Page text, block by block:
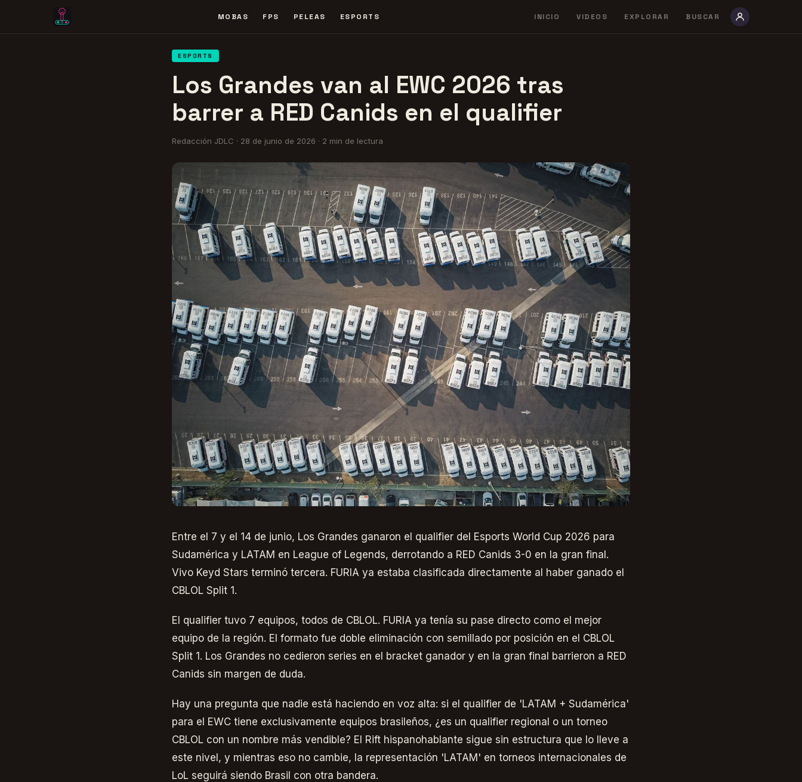
MOBAS FPS PELEAS ESPORTS INICIO VIDEOS EXPLORAR BUSCAR
ESPORTS
Los Grandes van al EWC 2026 tras
barrer a RED Canids en el qualifier
Redacción JDLC · 28 de junio de 2026 · 2 min de lectura
Entre el 7 y el 14 de junio, Los Grandes ganaron el qualifier del Esports World Cup 2026 para
Sudamérica y LATAM en League of Legends, derrotando a RED Canids 3-0 en la gran final.
Vivo Keyd Stars terminó tercera. FURIA ya estaba clasificada directamente al haber ganado el
CBLOL Split 1.
El qualifier tuvo 7 equipos, todos de CBLOL. FURIA ya tenía su pase directo como el mejor
equipo de la región. El formato fue doble eliminación con semillado por posición en el CBLOL
Split 1. Los Grandes no cedieron series en el bracket ganador y en la gran final barrieron a RED
Canids sin margen de duda.
Hay una pregunta que nadie está haciendo en voz alta: si el qualifier de 'LATAM + Sudamérica'
para el EWC tiene exclusivamente equipos brasileños, ¿es un qualifier regional o un torneo
CBLOL con un nombre más vendible? El Rift hispanohablante sigue sin estructura que lo lleve a
este nivel, y mientras eso no cambie, la representación 'LATAM' en torneos internacionales de
LoL seguirá siendo Brasil con otra bandera.